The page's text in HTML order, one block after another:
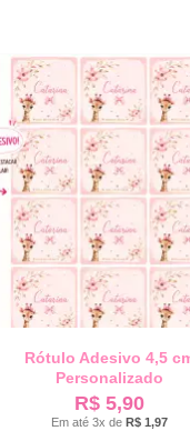
Rótulo Adesivo 4,5
Personalizado
R$ 5,90
Em até 3x deR$ 1,97